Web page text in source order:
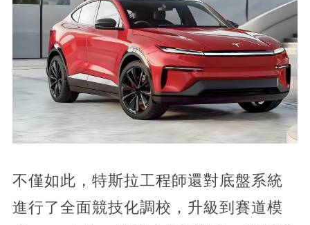
不僅如此，特斯拉工程師還對底盤系統
進行了全面競技化調校，升級到賽道模